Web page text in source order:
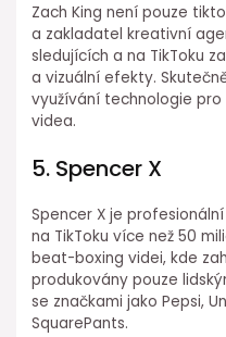
Zach King není pouze
a zakladatel kreativní
sledujících a na TikToku
a vizuální efekty.
využívání technologie
videa.
5. Spencer X
Spencer X je
na TikToku více než 50
beat-boxing videi, kde
produkovány pouze
se značkami jako Pepsi,
SquarePants.